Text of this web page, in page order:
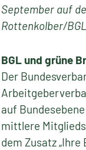
September auf
Rottenkolber/
BGL und grüne
Der
auf
mittlere
dem Zusatz